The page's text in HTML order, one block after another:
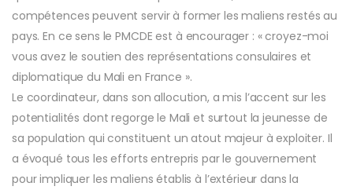
compétences peuvent servir à former les maliens restés au
pays. En ce sens le PMCDE est à encourager : « croyez-moi
vous avez le soutien des représentations consulaires et
diplomatique du Mali en France ».
Le coordinateur, dans son allocution, a mis l’accent sur les
potentialités dont regorge le Mali et surtout la jeunesse de
sa population qui constituent un atout majeur à exploiter. Il
a évoqué tous les efforts entrepris par le gouvernement
pour impliquer les maliens établis à l’extérieur dans la